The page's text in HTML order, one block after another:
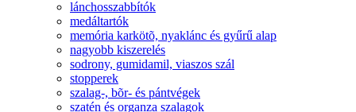
lánchosszabbítók
medáltartók
memória karkötõ, nyaklánc és gyűrű alap
nagyobb kiszerelés
sodrony, gumidamil, viaszos szál
stopperek
szalag-, bõr- és pántvégek
szatén és organza szalagok